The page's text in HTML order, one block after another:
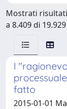
Mostrati
a 8.409 di 19.929
I
fatto
2015-01-01